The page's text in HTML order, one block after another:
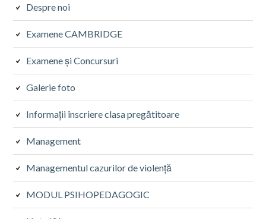
Despre noi
Examene CAMBRIDGE
Examene și Concursuri
Galerie foto
Informații înscriere clasa pregătitoare
Management
Managementul cazurilor de violență
MODUL PSIHOPEDAGOGIC